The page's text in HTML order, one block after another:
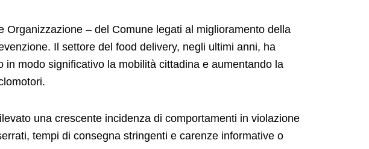
Organizzazione – del Comune legati al miglioramento della
Il settore del food delivery, negli ultimi anni, ha
modo significativo la mobilità cittadina e aumentando la
una crescente incidenza di comportamenti in violazione
tempi di consegna stringenti e carenze informative o